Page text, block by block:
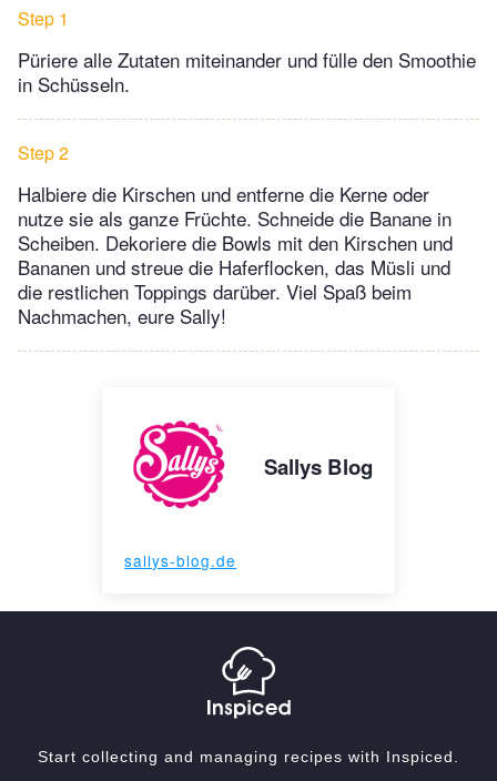
Step 1
Püriere alle Zutaten miteinander und fülle den Smoothie
in Schüsseln.
Step 2
Halbiere die Kirschen und entferne die Kerne oder
nutze sie als ganze Früchte. Schneide die Banane in
Scheiben. Dekoriere die Bowls mit den Kirschen und
Bananen und streue die Haferflocken, das Müsli und
die restlichen Toppings darüber. Viel Spaß beim
Nachmachen, eure Sally!
Sallys Blog
sallys-blog.de
Start collecting and managing recipes with Inspiced.